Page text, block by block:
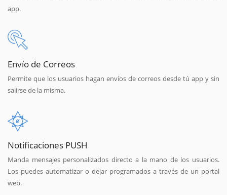
app.
Envío de Correos
Permite que los usuarios hagan envíos de correos desde tú app y sin
salirse de la misma.
Notificaciones PUSH
Manda mensajes personalizados directo a la mano de los usuarios.
Los puedes automatizar o dejar programados a través de un portal
web.